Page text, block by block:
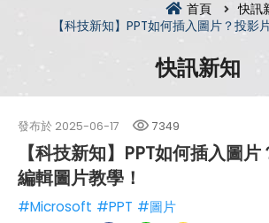
首頁 快訊
【科技新知】PPT如何插入圖片？投影
快訊新知
發布於 2025-06-17 7349
【科技新知】PPT如何插入圖
編輯圖片教學！
#Microsoft #PPT #圖片